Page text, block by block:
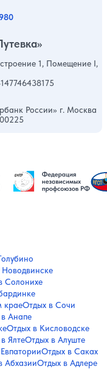
1, Помещение I,
России» г. Москва
Солонихе
краеОтдых в Сочи
Анапе
Отдых в Кисловодске
ЯлтеОтдых в Алуште
Отдых в Саках
АбхазииОтдых в Адлере